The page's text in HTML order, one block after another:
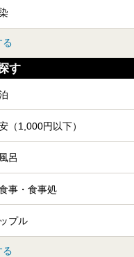
る
す
（1,000円以下）
呂
事・食事処
プル
る